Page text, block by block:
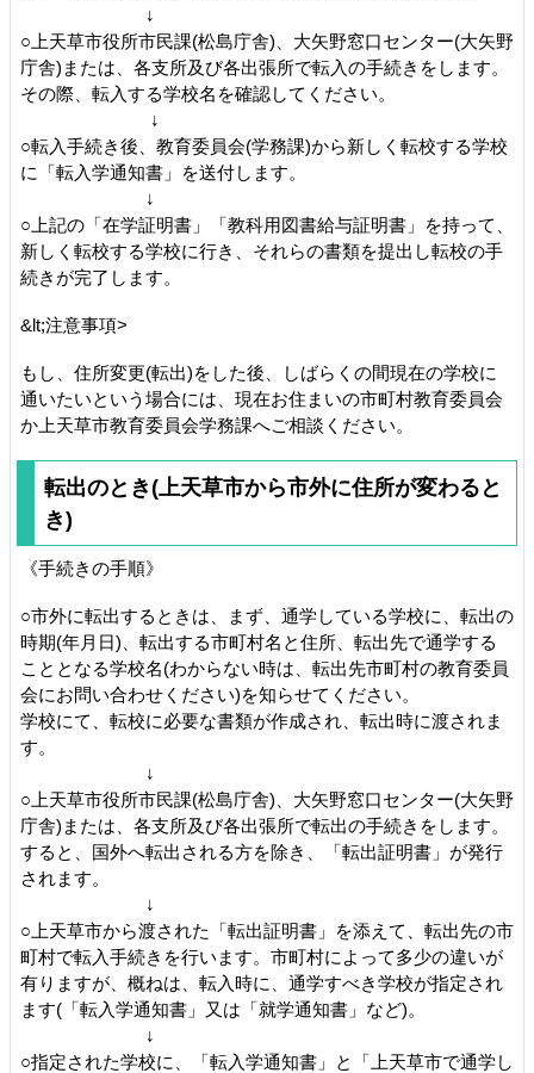
↓
○上天草市役所市民課(松島庁舎)、大矢野窓口センター(大矢野
庁舎)または、各支所及び各出張所で転入の手続きをします。
その際、転入する学校名を確認してください。
↓
○転入手続き後、教育委員会(学務課)から新しく転校する学校
に「転入学通知書」を送付します。
↓
○上記の「在学証明書」「教科用図書給与証明書」を持って、
新しく転校する学校に行き、それらの書類を提出し転校の手
続きが完了します。
&lt;注意事項>
もし、住所変更(転出)をした後、しばらくの間現在の学校に
通いたいという場合には、現在お住まいの市町村教育委員会
か上天草市教育委員会学務課へご相談ください。
転出のとき(上天草市から市外に住所が変わると
き)
《手続きの手順》
○市外に転出するときは、まず、通学している学校に、転出の
時期(年月日)、転出する市町村名と住所、転出先で通学する
こととなる学校名(わからない時は、転出先市町村の教育委員
会にお問い合わせください)を知らせてください。
学校にて、転校に必要な書類が作成され、転出時に渡されま
す。
↓
○上天草市役所市民課(松島庁舎)、大矢野窓口センター(大矢野
庁舎)または、各支所及び各出張所で転出の手続きをします。
すると、国外へ転出される方を除き、「転出証明書」が発行
されます。
↓
○上天草市から渡された「転出証明書」を添えて、転出先の市
町村で転入手続きを行います。市町村によって多少の違いが
有りますが、概ねは、転入時に、通学すべき学校が指定され
ます(「転入学通知書」又は「就学通知書」など)。
↓
○指定された学校に、「転入学通知書」と「上天草市で通学し